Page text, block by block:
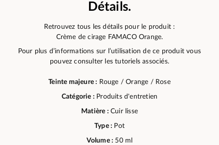
Détails.
Retrouvez tous les détails pour le produit :
Crème de cirage FAMACO Orange.
Pour plus d’informations sur l’utilisation de ce produit vous
pouvez consulter les tutoriels associés.
Teinte majeure : Rouge / Orange / Rose
Catégorie : Produits d'entretien
Matière : Cuir lisse
Type : Pot
Volume : 50 ml